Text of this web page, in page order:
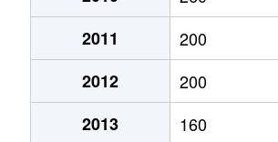
300万円
540万円
2011
200
2012
200
2013
160